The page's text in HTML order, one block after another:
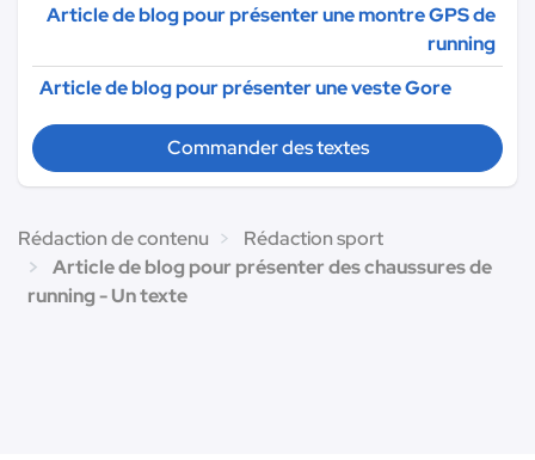
Article de blog pour présenter une montre GPS de
running
Article de blog pour présenter une veste Gore
Commander des textes
Rédaction de contenu
Rédaction sport
Article de blog pour présenter des chaussures de
running - Un texte